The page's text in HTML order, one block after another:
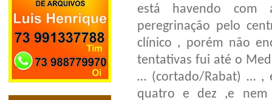
está havendo com
peregrinação pelo
clínico , porém não
tentativas fui até o
… (cortado/Rabat) … ,
quatro e dez ,e